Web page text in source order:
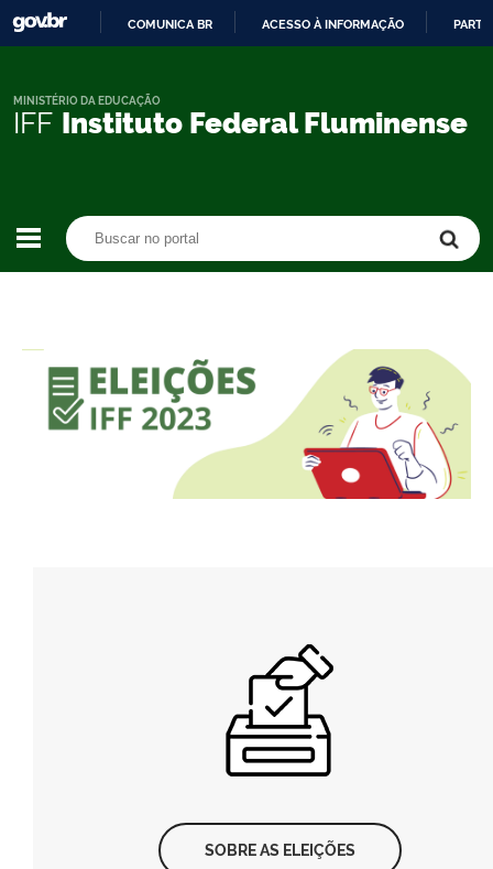
CONTEÚDO
COMUNICA BR ACESSO À INFORMAÇÃO
IFF Instituto Federal Fluminense
MINISTÉRIO DA EDUCAÇÃO
SOBRE AS ELEIÇÕES